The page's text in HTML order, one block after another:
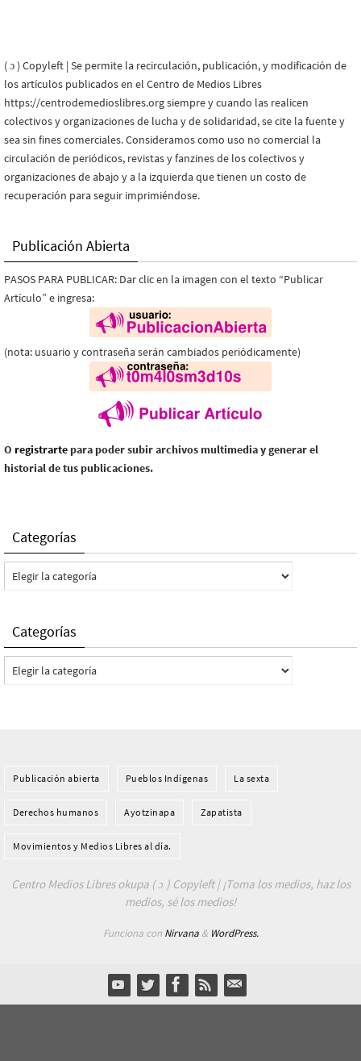
( ɔ ) Copyleft | Se permite la recirculación, publicación, y modificación de
los artículos publicados en el Centro de Medios Libres
https://centrodemedioslibres.org siempre y cuando las realicen
colectivos y organizaciones de lucha y de solidaridad, se cite la fuente y
sea sin fines comerciales. Consideramos como uso no comercial la
circulación de periódicos, revistas y fanzines de los colectivos y
organizaciones de abajo y a la izquierda que tienen un costo de
recuperación para seguir imprimiéndose.
Publicación Abierta
PASOS PARA PUBLICAR: Dar clic en la imagen con el texto “Publicar
Artículo” e ingresa:
(nota: usuario y contraseña serán cambiados periódicamente)
O registrarte para poder subir archivos multimedia y generar el
historial de tus publicaciones.
Categorías
Categorías
Categorías
Categorías
Publicación abierta Pueblos Indí­genas La sexta
Derechos humanos Ayotzinapa Zapatista
Movimientos y Medios Libres al día.
Centro Medios Libres okupa ( ɔ ) Copyleft | ¡Toma los medios, haz los
medios, sé los medios!
Funciona con Nirvana& WordPress.